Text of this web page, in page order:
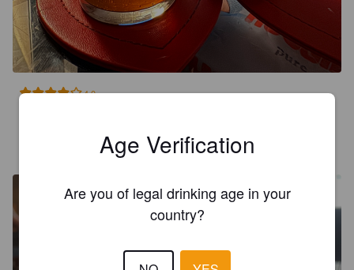
4.0
@ Crafty Casks Taproom
Age Verification
Are you of legal drinking age in your
country?